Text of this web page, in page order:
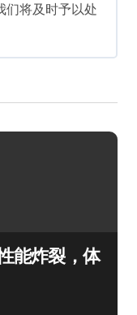
们将及时予以处
能炸裂，体